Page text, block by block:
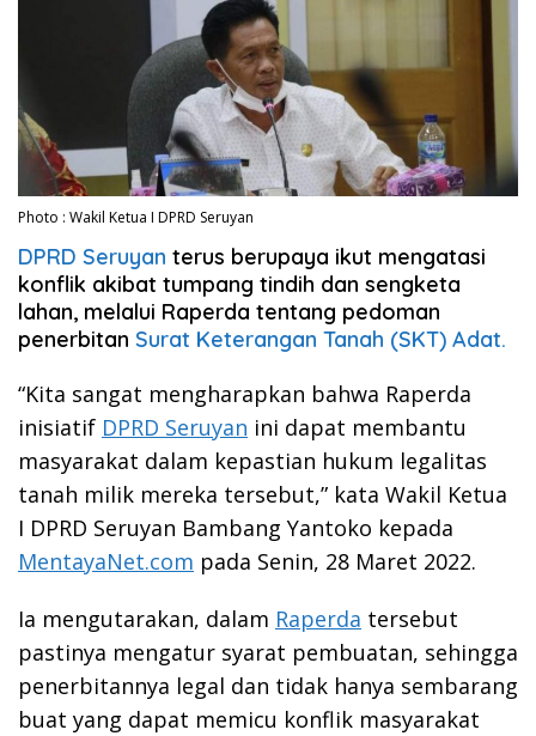
Photo : Wakil Ketua I DPRD Seruyan
DPRD Seruyan terus berupaya ikut mengatasi
konflik akibat tumpang tindih dan sengketa
lahan, melalui Raperda tentang pedoman
penerbitan Surat Keterangan Tanah (SKT) Adat.
“Kita sangat mengharapkan bahwa Raperda
inisiatif DPRD Seruyan ini dapat membantu
masyarakat dalam kepastian hukum legalitas
tanah milik mereka tersebut,” kata Wakil Ketua
I DPRD Seruyan Bambang Yantoko kepada
MentayaNet.com pada Senin, 28 Maret 2022.
Ia mengutarakan, dalam Raperda tersebut
pastinya mengatur syarat pembuatan, sehingga
penerbitannya legal dan tidak hanya sembarang
buat yang dapat memicu konflik masyarakat